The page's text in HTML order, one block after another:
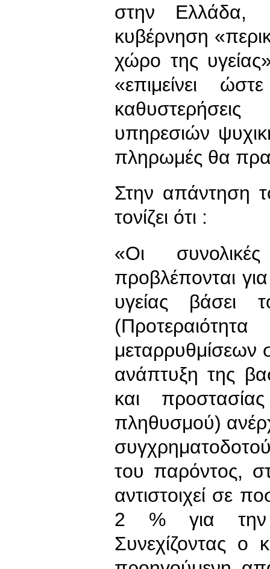
στην Ελλάδα,
κυβέρνηση
χώρο της
«επιμείνει
υπηρεσιών
πληρωμές θα
Στην απάντηση
τονίζει ότι :
«Οι
προβλέπονται
υγείας βάσει
μεταρρυθμίσεων
ανάπτυξη της
και
πληθυσμού)
του παρόντος,
αντιστοιχεί σε
2 % για την
Συνεχίζοντας ο